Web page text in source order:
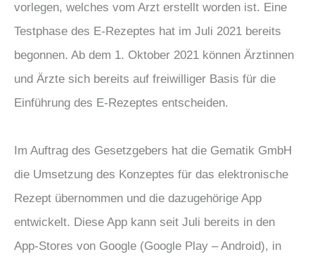
vorlegen, welches vom Arzt erstellt worden ist. Eine
Testphase des E-Rezeptes hat im Juli 2021 bereits
begonnen. Ab dem 1. Oktober 2021 können Ärztinnen
und Ärzte sich bereits auf freiwilliger Basis für die
Einführung des E-Rezeptes entscheiden.
Im Auftrag des Gesetzgebers hat die Gematik GmbH
die Umsetzung des Konzeptes für das elektronische
Rezept übernommen und die dazugehörige App
entwickelt. Diese App kann seit Juli bereits in den
App-Stores von Google (Google Play – Android), in